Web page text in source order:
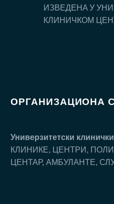
ИЗВEДEНA У
КЛИНИЧКOM
ОРГАНИЗАЦИОНА
Универзитетски
КЛИНИКЕ, ЦЕНТРИ,
ЦЕНТАР, АМБУЛАНТЕ,